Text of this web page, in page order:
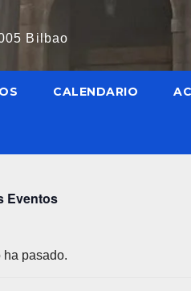
Bilbao
CALENDARIO
Eventos
ha pasado.